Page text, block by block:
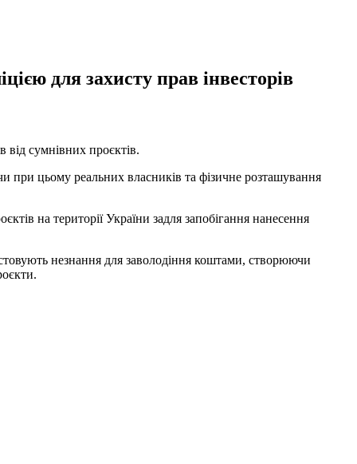
для захисту прав інвесторів
від сумнівних проєктів.
при цьому реальних власників та фізичне розташування
на території України задля запобігання нанесення
незнання для заволодіння коштами, створюючи